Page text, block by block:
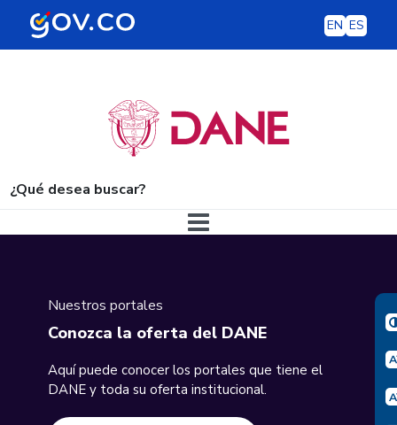
EN ES
¿Qué desea buscar?
Nuestros portales
Conozca la oferta del DANE
Aquí puede conocer los portales que tiene el
DANE y toda su oferta institucional.